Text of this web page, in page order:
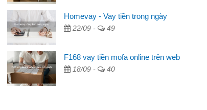
tiền nhà, sinh nhật bạn bè, mà đọc
nên tôi quyết định vay
hàng không ai cho vay. Trong khi
việc riêng, trong 1-2 ngày tôi trả
tôi kịp thời và nhanh chóng
Homevay - Vay tiền trong ngày
22/09 - 49
F168 vay tiền mofa online trên web
18/09 - 40